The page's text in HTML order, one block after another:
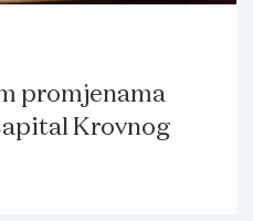
promjenama
Krovnog